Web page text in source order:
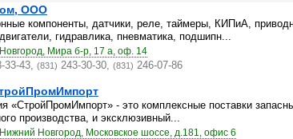
ООО
компоненты, датчики, реле, таймеры, КИПиА,
гидравлика, пневматика, подшипн...
Мира б-р, 17 а, оф. 14
33-43, (831) 243-30-30, (831) 246-07-86
«СтройПромИмпорт» - это комплексные поставки
производства, и эксклюзивный...
Новгород, Московское шоссе, д.181, офис 6